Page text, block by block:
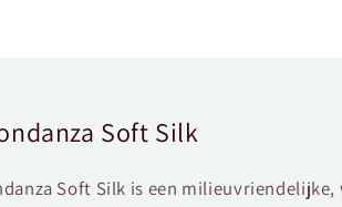
Soft Silk
Soft Silk is een